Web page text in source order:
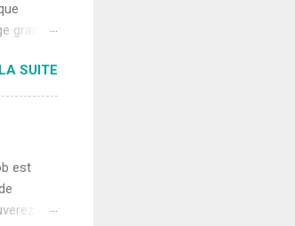
grandir
km
SUITE
est